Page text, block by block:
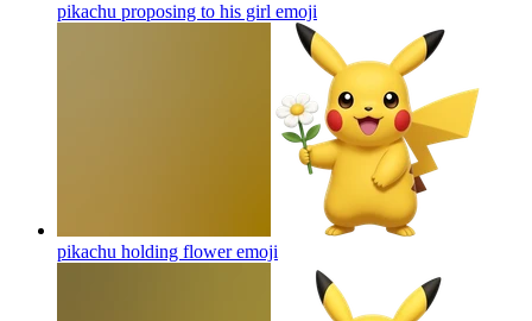
pikachu proposing to his girl emoji
pikachu holding floweremoji